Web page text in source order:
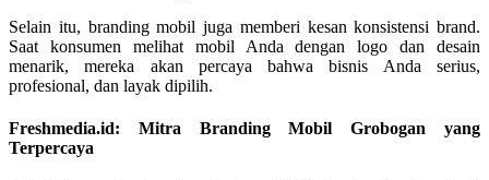
Selain itu, branding mobil juga memberi kesan konsistensi brand.
Saat konsumen melihat mobil Anda dengan logo dan desain
menarik, mereka akan percaya bahwa bisnis Anda serius,
profesional, dan layak dipilih.
Freshmedia.id: Mitra Branding Mobil Grobogan yang
Terpercaya